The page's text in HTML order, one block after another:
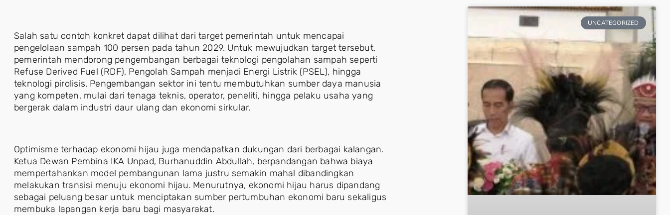
Salah satu contoh konkret dapat dilihat dari target pemerintah untuk mencapai
pengelolaan sampah 100 persen pada tahun 2029. Untuk mewujudkan target tersebut,
pemerintah mendorong pengembangan berbagai teknologi pengolahan sampah seperti
Refuse Derived Fuel (RDF), Pengolah Sampah menjadi Energi Listrik (PSEL), hingga
teknologi pirolisis. Pengembangan sektor ini tentu membutuhkan sumber daya manusia
yang kompeten, mulai dari tenaga teknis, operator, peneliti, hingga pelaku usaha yang
bergerak dalam industri daur ulang dan ekonomi sirkular.
Optimisme terhadap ekonomi hijau juga mendapatkan dukungan dari berbagai kalangan.
Ketua Dewan Pembina IKA Unpad, Burhanuddin Abdullah, berpandangan bahwa biaya
mempertahankan model pembangunan lama justru semakin mahal dibandingkan
melakukan transisi menuju ekonomi hijau. Menurutnya, ekonomi hijau harus dipandang
sebagai peluang besar untuk menciptakan sumber pertumbuhan ekonomi baru sekaligus
membuka lapangan kerja baru bagi masyarakat.
UNCATEGORIZED